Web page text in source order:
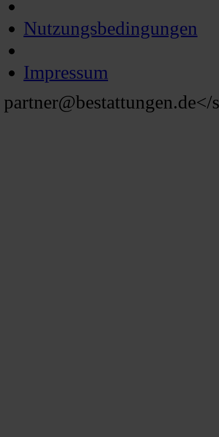
Nutzungsbedingungen
Impressum
partner@bestattungen.de</